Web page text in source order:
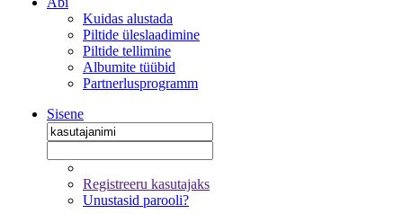
Kuidas alustada
Piltide üleslaadimine
Piltide tellimine
Albumite tüübid
Partnerlusprogramm
Sisene
Registreeru kasutajaks
Unustasid parooli?